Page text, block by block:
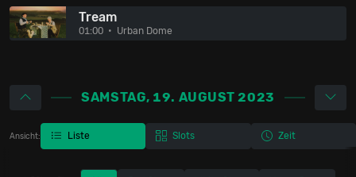
Tream
01:00 Urban Dome
SAMSTAG, 19. AUGUST 2023
Ansicht: Liste Slots Zeit